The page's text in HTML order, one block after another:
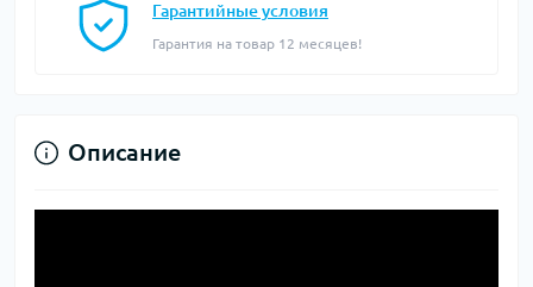
Гарантийные условия
Гарантия на товар 12 месяцев!
Описание